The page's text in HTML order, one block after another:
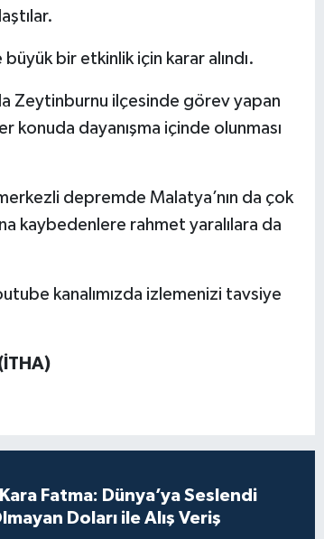
bir etkinlik için karar alındı.
Zeytinburnu ilçesinde görev yapan
konuda dayanışma içinde olunması
depremde Malatya’nın da çok
kaybedenlere rahmet yaralılara da
kanalımızda izlemenizi tavsiye
Fatma: Dünya’ya Seslendi
Doları ile Alış Veriş